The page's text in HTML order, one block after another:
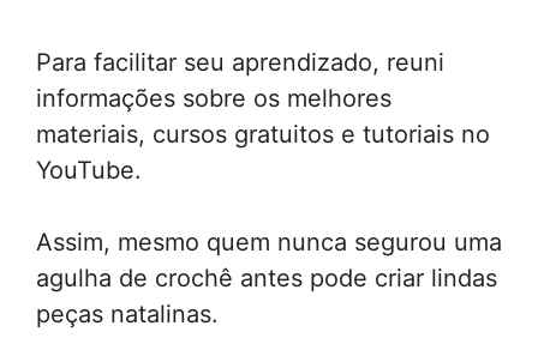
Para facilitar seu aprendizado, reuni
informações sobre os melhores
materiais, cursos gratuitos e tutoriais no
YouTube.
Assim, mesmo quem nunca segurou uma
agulha de crochê antes pode criar lindas
peças natalinas.